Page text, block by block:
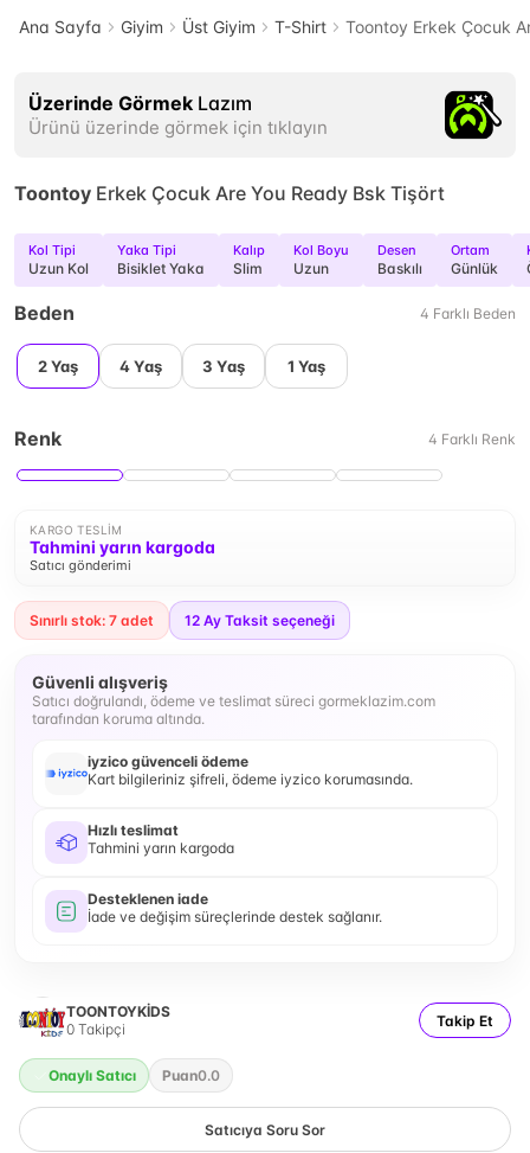
Ana Sayfa Giyim Üst Giyim T-Shirt Toontoy Erkek Çocuk
Üzerinde Görmek Lazım
Ürünü üzerinde görmek için tıklayın
Toontoy Erkek Çocuk Are You Ready Bsk Tişört
Kol Tipi
Uzun Kol
Yaka Tipi
Bisiklet Yaka
Kalıp
Slim
Kol Boyu
Uzun
Desen
Baskılı
Ortam
Günlük
Beden 4 Farklı Beden
2 Yaş 4 Yaş 3 Yaş 1 Yaş
Renk 4 Farklı Renk
KARGO TESLIM
Tahmini yarın kargoda
Satıcı gönderimi
Sınırlı stok: 7 adet 12 Ay Taksit seçeneği
Güvenli alışveriş
Satıcı doğrulandı, ödeme ve teslimat süreci gormeklazim.com
tarafından koruma altında.
iyzico güvenceli ödeme
Kart bilgileriniz şifreli, ödeme iyzico korumasında.
Hızlı teslimat
Tahmini yarın kargoda
Desteklenen iade
İade ve değişim süreçlerinde destek sağlanır.
TOONTOYKİDS
0 Takipçi Takip Et
Onaylı Satıcı Puan0.0
Satıcıya Soru Sor